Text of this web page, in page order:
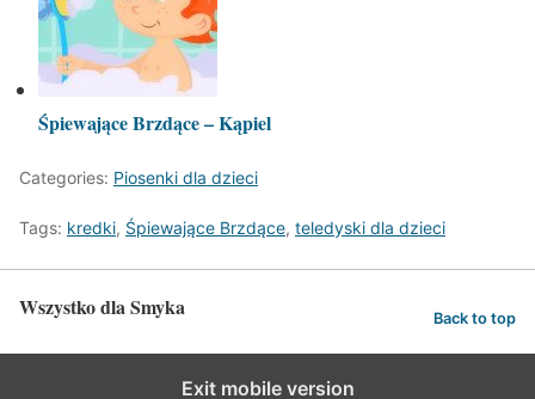
Śpiewające Brzdące – Kąpiel
Categories: Piosenki dla dzieci
Tags: kredki, Śpiewające Brzdące, teledyski dla dzieci
Wszystko dla Smyka Back to top
Exit mobile version